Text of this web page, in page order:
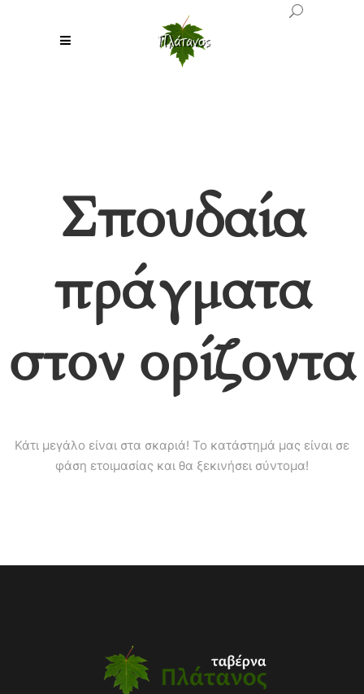
Σπουδαία
πράγματα
στον ορίζοντα
Κάτι μεγάλο είναι στα σκαριά! Το κατάστημά μας είναι σε
φάση ετοιμασίας και θα ξεκινήσει σύντομα!